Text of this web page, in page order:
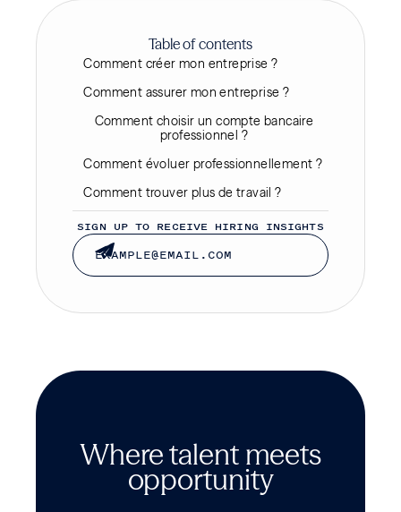
Table of contents
Comment créer mon entreprise ?
Comment assurer mon entreprise ?
Comment choisir un compte bancaire
professionnel ?
Comment évoluer professionnellement ?
Comment trouver plus de travail ?
SIGN UP TO RECEIVE HIRING INSIGHTS
Where talent meets
opportunity